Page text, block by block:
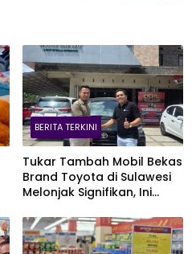
BERITA TERKINI
Tukar Tambah Mobil Bekas
Brand Toyota di Sulawesi
Melonjak Signifikan, Ini